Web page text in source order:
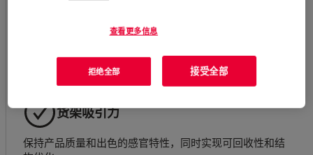
货架吸引力
保持产品质量和出色的感官特性，同时实现可回收性和结
查看更多信息
拒绝全部 接受全部